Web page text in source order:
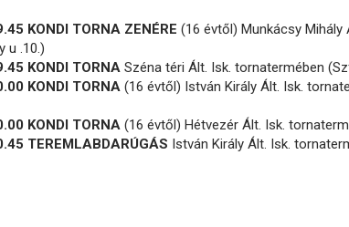
KONDI TORNA ZENÉRE (16 évtől) Munkácsy
u .10.)
KONDI TORNA Széna téri Ált. Isk. tornatermében
KONDI TORNA (16 évtől) István Király Ált. Isk.
KONDI TORNA (16 évtől) Hétvezér Ált. Isk.
TEREMLABDARÚGÁS István Király Ált. Isk.